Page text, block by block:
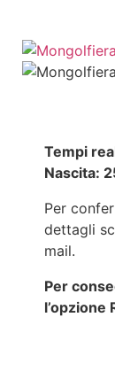
Tempi
Nascita:
Per
dettagli
mail.
Per
l’opzione